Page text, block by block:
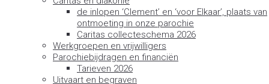
de inlopen ‘Clement’ en ‘voor Elkaar’, plaats van
ontmoeting in onze parochie
Caritas collecteschema 2026
Werkgroepen en vrijwilligers
Parochiebijdragen en financiën
Tarieven 2026
Uitvaart en begraven